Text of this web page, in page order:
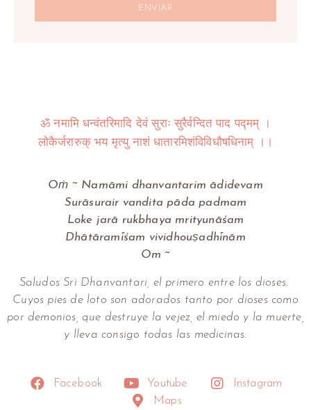
ENVIAR
ॐ नमामि धन्वंतरिमादि देवं सुराः सुरैर्वन्दित पाद पद्मम् ।
लोकैर्जरारुक् भय मृत्यु नाशं धातारमिशंविविधौषधिनाम् ।।
Oṁ ~ Namāmi dhanvantarim ādidevam
Surāsurair vandita pāda padmam
Loke jarā rukbhaya mrityunāśam
Dhātāramīśam vividhouṣadhīnām
Om ~
Saludos Sri Dhanvantari, el primero entre los dioses.
Cuyos pies de loto son adorados tanto por dioses como
por demonios, que destruye la vejez, el miedo y la muerte,
y lleva consigo todas las medicinas.
Facebook Youtube
Instagram
Maps